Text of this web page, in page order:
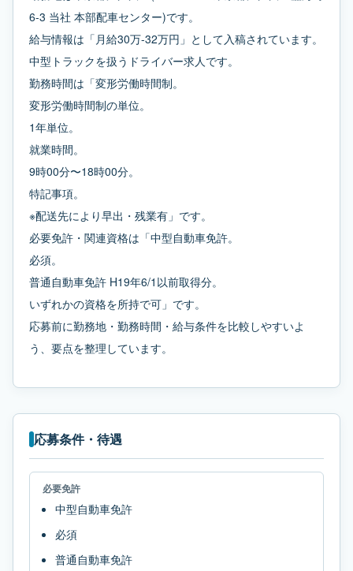
6-3 当社 本部配車センター)です。
給与情報は「月給30万-32万円」として入稿されています。
中型トラックを扱うドライバー求人です。
勤務時間は「変形労働時間制。
変形労働時間制の単位。
1年単位。
就業時間。
9時00分〜18時00分。
特記事項。
※配送先により早出・残業有」です。
必要免許・関連資格は「中型自動車免許。
必須。
普通自動車免許 H19年6/1以前取得分。
いずれかの資格を所持で可」です。
応募前に勤務地・勤務時間・給与条件を比較しやすいよ
う、要点を整理しています。
応募条件・待遇
必要免許
中型自動車免許
必須
普通自動車免許